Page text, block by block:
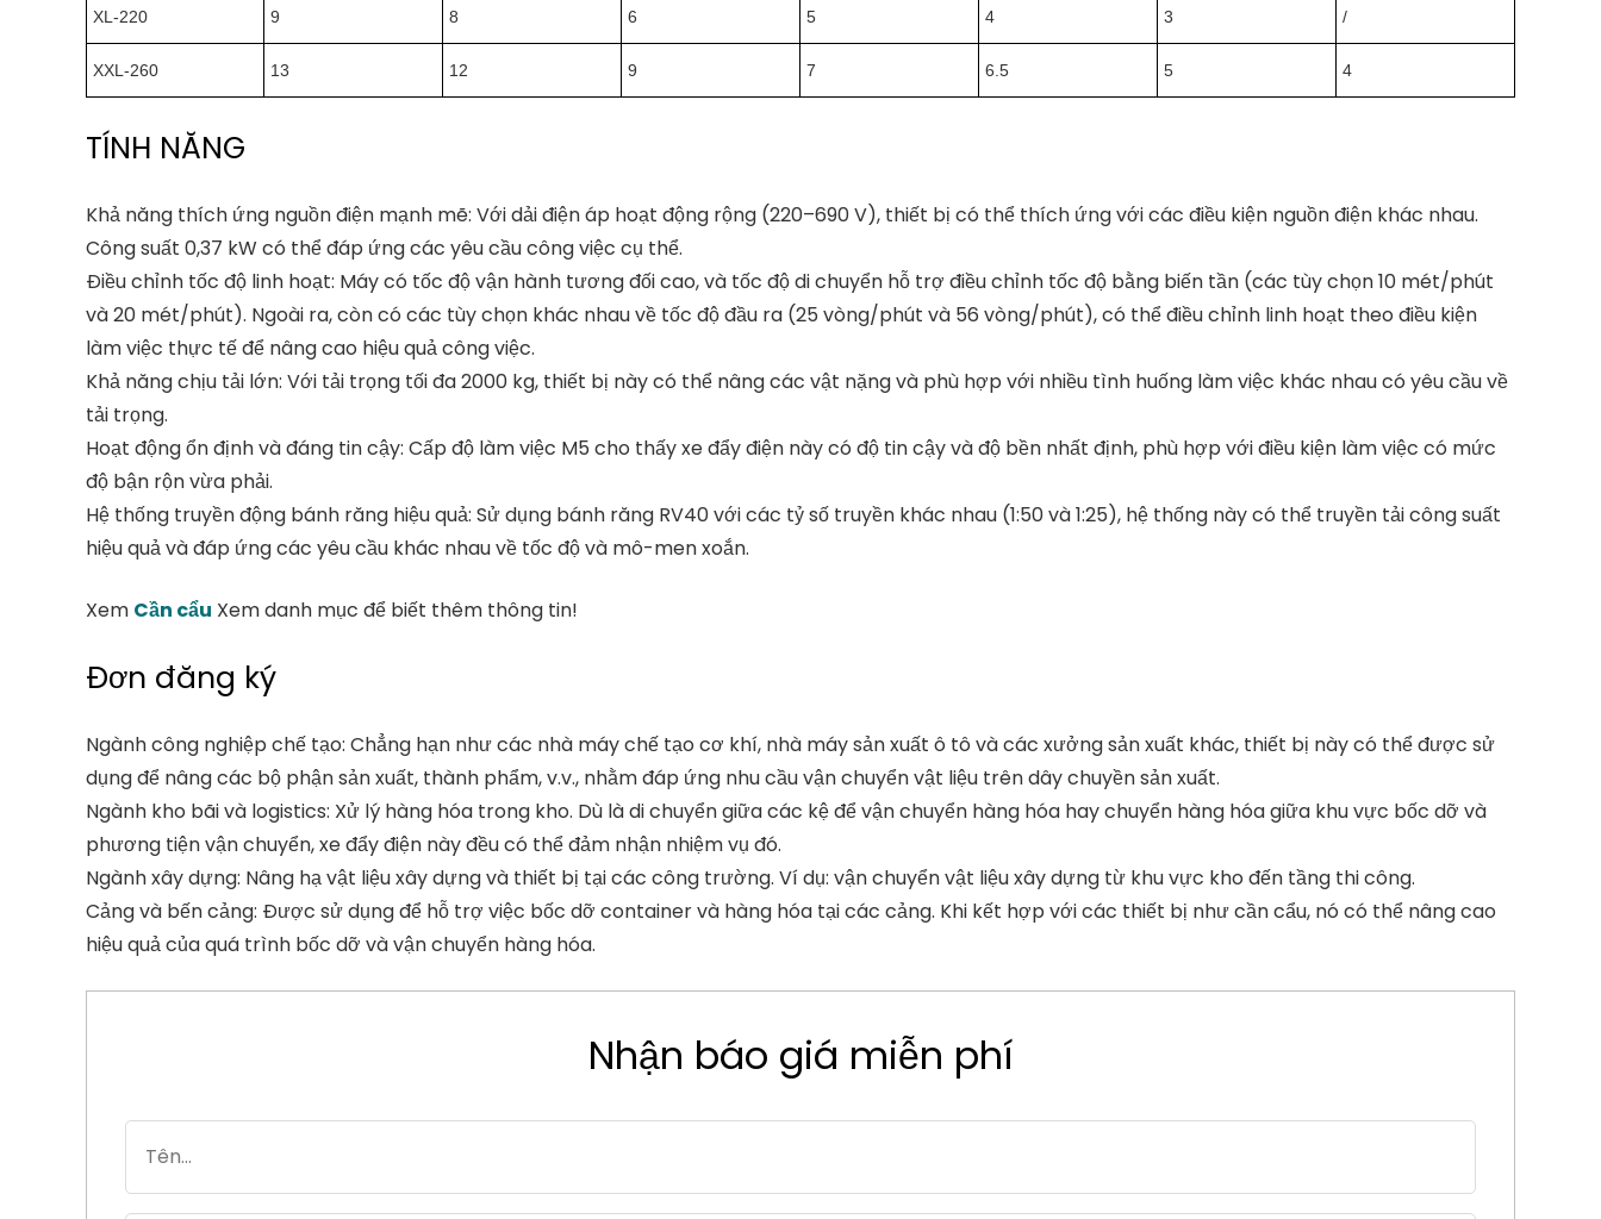
XL-220 9 8 6 5 4 3 /
XXL-260 13 12 9 7 6.5 5 4
TÍNH NĂNG
Khả năng thích ứng nguồn điện mạnh mẽ: Với dải điện áp hoạt động rộng (220–690 V), thiết bị có thể thích ứng với các điều kiện nguồn điện khác nhau.
Công suất 0,37 kW có thể đáp ứng các yêu cầu công việc cụ thể.
Điều chỉnh tốc độ linh hoạt: Máy có tốc độ vận hành tương đối cao, và tốc độ di chuyển hỗ trợ điều chỉnh tốc độ bằng biến tần (các tùy chọn 10 mét/phút
và 20 mét/phút). Ngoài ra, còn có các tùy chọn khác nhau về tốc độ đầu ra (25 vòng/phút và 56 vòng/phút), có thể điều chỉnh linh hoạt theo điều kiện
làm việc thực tế để nâng cao hiệu quả công việc.
Khả năng chịu tải lớn: Với tải trọng tối đa 2000 kg, thiết bị này có thể nâng các vật nặng và phù hợp với nhiều tình huống làm việc khác nhau có yêu cầu về
tải trọng.
Hoạt động ổn định và đáng tin cậy: Cấp độ làm việc M5 cho thấy xe đẩy điện này có độ tin cậy và độ bền nhất định, phù hợp với điều kiện làm việc có mức
độ bận rộn vừa phải.
Hệ thống truyền động bánh răng hiệu quả: Sử dụng bánh răng RV40 với các tỷ số truyền khác nhau (1:50 và 1:25), hệ thống này có thể truyền tải công suất
hiệu quả và đáp ứng các yêu cầu khác nhau về tốc độ và mô-men xoắn.
Xem Cần cẩu Xem danh mục để biết thêm thông tin!
Đơn đăng ký
Ngành công nghiệp chế tạo: Chẳng hạn như các nhà máy chế tạo cơ khí, nhà máy sản xuất ô tô và các xưởng sản xuất khác, thiết bị này có thể được sử
dụng để nâng các bộ phận sản xuất, thành phẩm, v.v., nhằm đáp ứng nhu cầu vận chuyển vật liệu trên dây chuyền sản xuất.
Ngành kho bãi và logistics: Xử lý hàng hóa trong kho. Dù là di chuyển giữa các kệ để vận chuyển hàng hóa hay chuyển hàng hóa giữa khu vực bốc dỡ và
phương tiện vận chuyển, xe đẩy điện này đều có thể đảm nhận nhiệm vụ đó.
Ngành xây dựng: Nâng hạ vật liệu xây dựng và thiết bị tại các công trường. Ví dụ: vận chuyển vật liệu xây dựng từ khu vực kho đến tầng thi công.
Cảng và bến cảng: Được sử dụng để hỗ trợ việc bốc dỡ container và hàng hóa tại các cảng. Khi kết hợp với các thiết bị như cần cẩu, nó có thể nâng cao
hiệu quả của quá trình bốc dỡ và vận chuyển hàng hóa.
Nhận báo giá miễn phí